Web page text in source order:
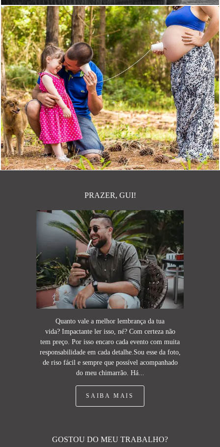
1257 18
PRAZER, GUI!
Quanto vale a melhor lembrança da tua
vida? Impactante ler isso, né? Com certeza não
tem preço. Por isso encaro cada evento com muita
responsabilidade em cada detalhe.Sou esse da foto,
de riso fácil e sempre que possível acompanhado
do meu chimarrão. Há...
SAIBA MAIS
GOSTOU DO MEU TRABALHO?